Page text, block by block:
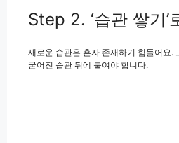
Step 2. ‘습관 쌓기’
새로운 습관은 혼자 존재하기 힘들어요.
굳어진 습관 뒤에 붙여야 합니다.